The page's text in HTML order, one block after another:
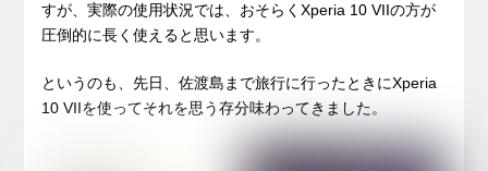
すが、実際の使用状況では、おそらくXperia 10 VIIの方が
圧倒的に長く使えると思います。
というのも、先日、佐渡島まで旅行に行ったときにXperia
10 VIIを使ってそれを思う存分味わってきました。